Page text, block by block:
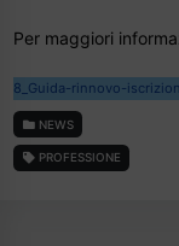
Per maggiori
8_Guida-rinnovo-
NEWS
PROFESSIONE